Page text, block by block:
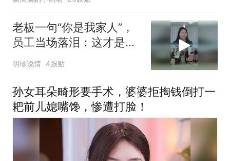
老板一句“你是我家人”，
员工当场落泪：这才是职
场该有的温度！
明珍说情 4跟贴
孙女耳朵畸形要手术，婆婆拒掏钱倒打一
耙前儿媳嘴馋，惨遭打脸！